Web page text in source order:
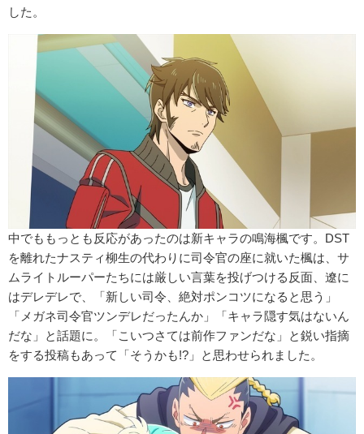
した。
中でももっとも反応があったのは新キャラの鳴海楓です。DST
を離れたナスティ柳生の代わりに司令官の座に就いた楓は、サ
ムライトルーパーたちには厳しい言葉を投げつける反面、遼に
はデレデレで、「新しい司令、絶対ポンコツになると思う」
「メガネ司令官ツンデレだったんか」「キャラ隠す気はないん
だな」と話題に。「こいつさては前作ファンだな」と鋭い指摘
をする投稿もあって「そうかも!?」と思わせられました。